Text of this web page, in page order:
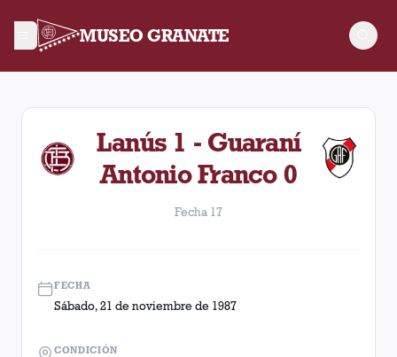
MUSEO GRANATE
Fecha 17. Partido entre Lanús y Guaraní Antonio Franco
Lanús 1 - Guaraní
Antonio Franco 0
Fecha 17
FECHA
Sábado, 21 de noviembre de 1987
CONDICIÓN